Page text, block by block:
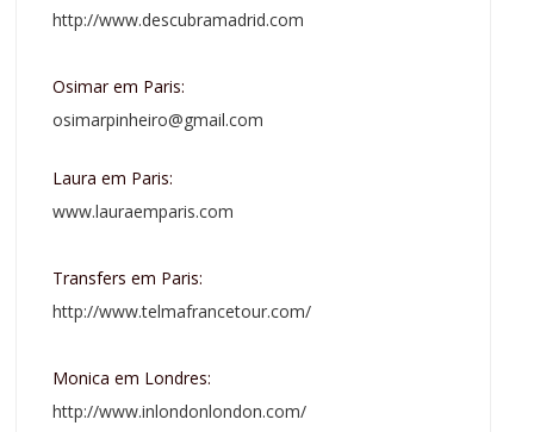
http://www.descubramadrid.com
Osimar em Paris:
osimarpinheiro@gmail.com
Laura em Paris:
www.lauraemparis.com
Transfers em Paris:
http://www.telmafrancetour.com/
Monica em Londres:
http://www.inlondonlondon.com/